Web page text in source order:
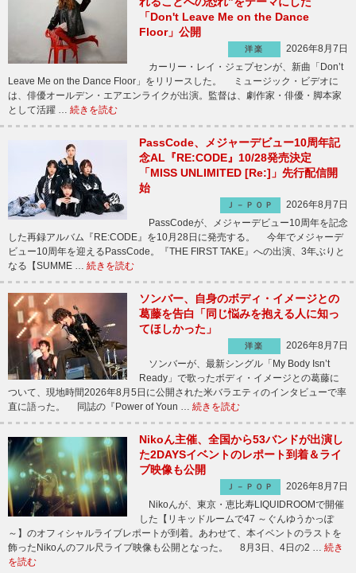
「Don't Leave Me on the Dance
Floor」公開
洋楽
2026年8月7日
カーリー・レイ・ジェプセンが、新曲「Don’t
Leave Me on the Dance Floor」をリリースした。 ミュージック・ビデオに
は、俳優オールデン・エアエンライクが出演。監督は、劇作家・俳優・脚本家
として活躍 … 続きを読む
PassCode、メジャーデビュー10周年記
念AL『RE:CODE』10/28発売決定
「MISS UNLIMITED [Re:]」先行配信開
始
Ｊ－ＰＯＰ
2026年8月7日
PassCodeが、メジャーデビュー10周年を記念
した再録アルバム『RE:CODE』を10月28日に発売する。 今年でメジャーデ
ビュー10周年を迎えるPassCode。『THE FIRST TAKE』への出演、3年ぶりと
なる【SUMME … 続きを読む
ソンバー、自身のボディ・イメージとの
葛藤を告白「同じ悩みを抱える人に知っ
てほしかった」
洋楽
2026年8月7日
ソンバーが、最新シングル「My Body Isn’t
Ready」で歌ったボディ・イメージとの葛藤に
ついて、現地時間2026年8月5日に公開された米バラエティのインタビューで率
直に語った。 同誌の『Power of Youn … 続きを読む
Nikoん主催、全国から53バンドが出演し
た2DAYSイベントのレポート到着＆ライ
ブ映像も公開
Ｊ－ＰＯＰ
2026年8月7日
Nikoんが、東京・恵比寿LIQUIDROOMで開催
した【リキッドルームで47 ～ぐんゆうかっぽ
～】のオフィシャルライブレポートが到着。あわせて、本イベントのラストを
飾ったNikoんのフル尺ライブ映像も公開となった。 8月3日、4日の2 … 続き
を読む